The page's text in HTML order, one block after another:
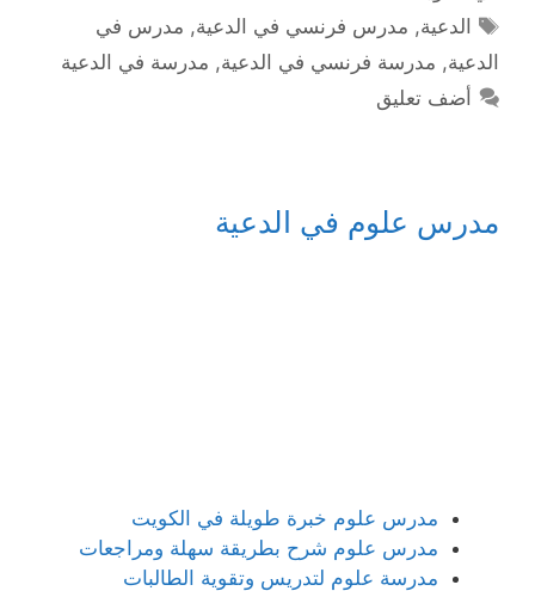
الوسوم
الدعية, مدرس فرنسي في الدعية, مدرس في
الدعية, مدرسة فرنسي في الدعية, مدرسة في الدعية
أضف تعليق
مدرس علوم في الدعية
مدرس علوم خبرة طويلة في الكويت
مدرس علوم شرح بطريقة سهلة ومراجعات
مدرسة علوم لتدريس وتقوية الطالبات